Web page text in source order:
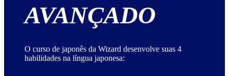
AVANÇADO
O curso de japonês da Wizard desenvolve suas 4
habilidades na língua japonesa: